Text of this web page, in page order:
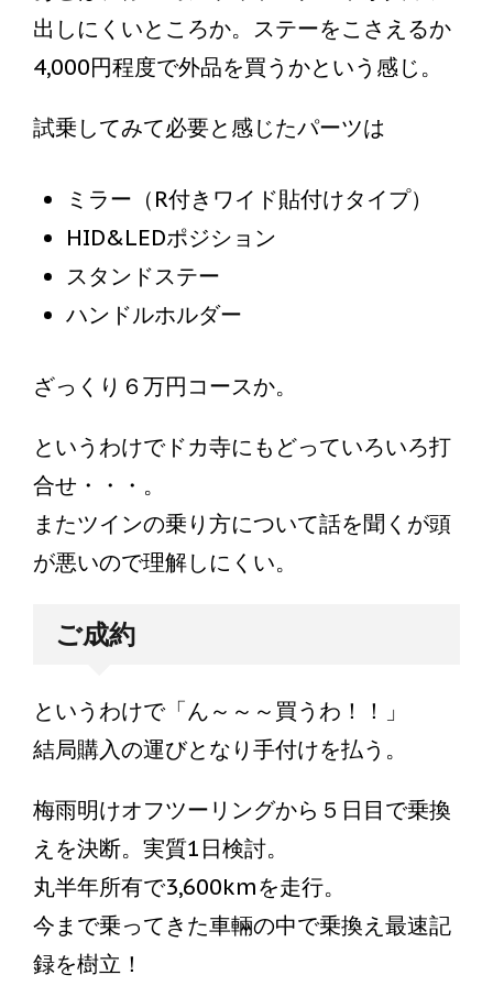
出しにくいところか。ステーをこさえるか
4,000円程度で外品を買うかという感じ。
試乗してみて必要と感じたパーツは
ミラー（R付きワイド貼付けタイプ）
HID&LEDポジション
スタンドステー
ハンドルホルダー
ざっくり６万円コースか。
というわけでドカ寺にもどっていろいろ打
合せ・・・。
またツインの乗り方について話を聞くが頭
が悪いので理解しにくい。
ご成約
というわけで「ん～～～買うわ！！」
結局購入の運びとなり手付けを払う。
梅雨明けオフツーリングから５日目で乗換
えを決断。実質1日検討。
丸半年所有で3,600kmを走行。
今まで乗ってきた車輛の中で乗換え最速記
録を樹立！